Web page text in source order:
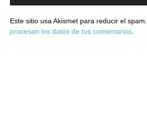
Este sitio usa Akismet para reducir el spam.
procesan los datos de tus comentarios.